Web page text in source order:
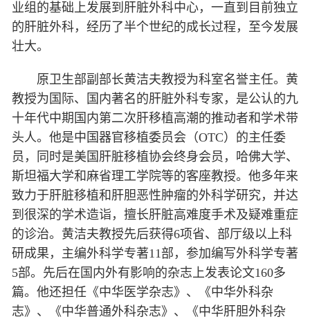
业组的基础上发展到肝脏外科中心，一直到目前独立
的肝脏外科，经历了半个世纪的成长过程，至今发展
壮大。
原卫生部副部长黄洁夫教授为科室名誉主任。黄
教授为国际、国内著名的肝脏外科专家，是公认的九
十年代中期国内第二次肝移植高潮的推动者和学术带
头人。他是中国器官移植委员会（OTC）的主任委
员，同时是美国肝脏移植协会终身会员，哈佛大学、
斯坦福大学和麻省理工学院等的客座教授。他多年来
致力于肝脏移植和肝胆恶性肿瘤的外科学研究，并达
到很深的学术造诣，擅长肝脏高难度手术及疑难重症
的诊治。黄洁夫教授先后获得6项省、部厅级以上科
研成果，主编外科学专著11部，参加编写外科学专著
5部。先后在国内外有影响的杂志上发表论文160多
篇。他还担任《中华医学杂志》、《中华外科杂
志》、《中华普通外科杂志》、《中华肝胆外科杂